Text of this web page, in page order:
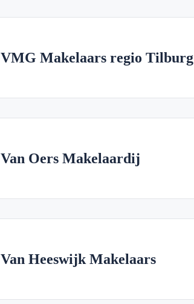
VMG Makelaars regio
Van Oers Makelaardij
Van Heeswijk Makelaars